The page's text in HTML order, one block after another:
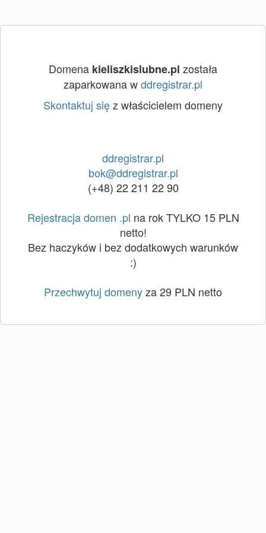
Domena kieliszkislubne.pl została
zaparkowana wddregistrar.pl
Skontaktuj sięz właścicielem domeny
ddregistrar.pl
bok@ddregistrar.pl
(+48) 22 211 22 90
Rejestracja domen .pl na rok TYLKO 15 PLN
netto!
Bez haczyków i bez dodatkowych warunków
:)
Przechwytuj domenyza 29 PLN netto